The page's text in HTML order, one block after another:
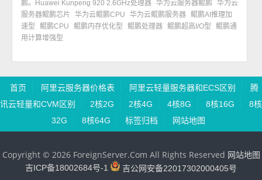
鹏。Huawei Kunpeng 920 2.6GHz处理器 华为云服务器鲲鹏
华为云
服务器鲲鹏芯片
华为云鲲鹏CPU 华为云鲲鹏服务器 鲲鹏AI推理加
速型
鲲鹏CPU 鲲鹏内存优化型 鲲鹏处理器 鲲鹏超高I/O型
鲲鹏通
用计算增强型
首页 阿里云服务器价格表 阿里云轻量服务器和ECS区别
腾
讯云轻量和CVM区别
2核2G 2核4G 4核8G 8核16G
8核
32G
8核64G 标签归档 网站地图
Copyright © 2026 ForeignServer.Com All Rights Reserved 网站地图
吉ICP备18002684号-1
吉公网安备22017302000405号